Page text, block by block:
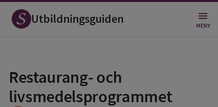
Utbildningsguiden MENY
Restaurang- och
livsmedelsprogrammet
som
favorit